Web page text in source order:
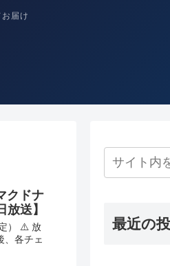
届け
クドナ
送】
） ⚠️ 放
、各チェ
最近の